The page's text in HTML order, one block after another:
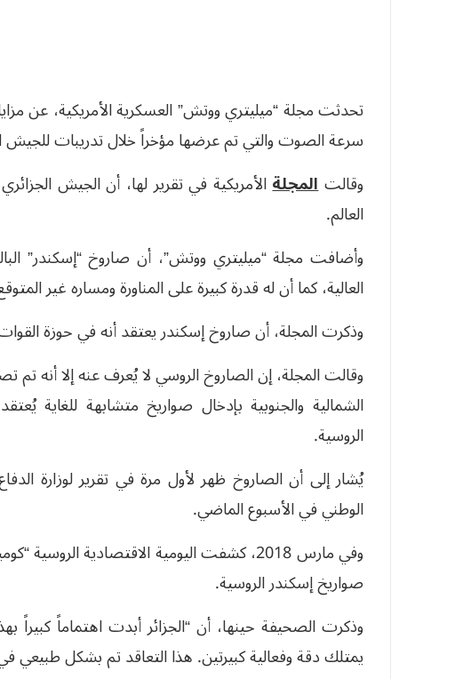
تحدثت مجلة “ميليتري ووتش” العسكرية الأمريكية، عن
سرعة الصوت والتي تم عرضها مؤخراً خلال تدريبات للجيش
وقالتالمجلةالأمريكية في تقرير لها، أن الجيش
العالم.
العالية، كما أن له قدرة كبيرة على المناورة ومساره غير
وذكرت المجلة، أن صاروخ إسكندر يعتقد أنه في حوزة
وقالت المجلة، إن الصاروخ الروسي لا يُعرف عنه إلا أنه تم
الشمالية والجنوبية بإدخال صواريخ متشابهة للغاية
الروسية.
يُشار إلى أن الصاروخ ظهر لأول مرة في تقرير لوزارة
الوطني في الأسبوع الماضي.
وفي مارس 2018، كشفت اليومية الاقتصادية
صواريخ إسكندر الروسية.
وذكرت الصحيفة حينها، أن “الجزائر أبدت اهتماماً
يمتلك دقة وفعالية كبيرتين. هذا التعاقد تم بشكل طبيعي